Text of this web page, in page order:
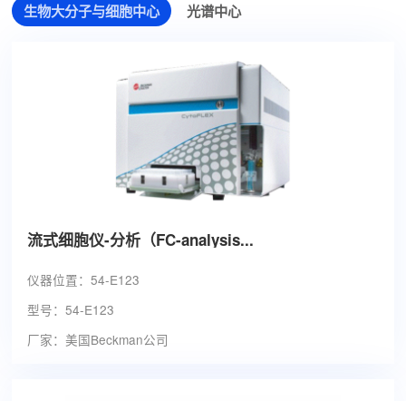
生物大分子与细胞中心
光谱中心
流式细胞仪-分析（FC-analysis...
仪器位置：54-E123
型号：54-E123
厂家：美国Beckman公司